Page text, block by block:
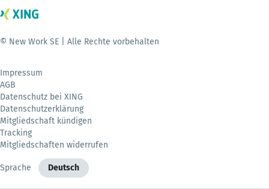
© New Work SE | Alle Rechte vorbehalten
Impressum
AGB
Datenschutz bei XING
Datenschutzerklärung
Mitgliedschaft kündigen
Tracking
Mitgliedschaften widerrufen
Sprache Deutsch